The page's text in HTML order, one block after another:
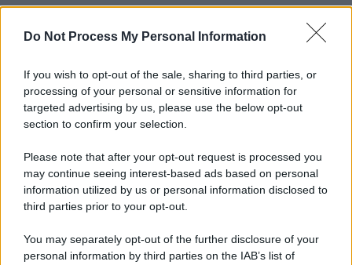
Do Not Process My Personal Information
If you wish to opt-out of the sale, sharing to third parties, or
processing of your personal or sensitive information for
targeted advertising by us, please use the below opt-out
section to confirm your selection.
Please note that after your opt-out request is processed you
may continue seeing interest-based ads based on personal
information utilized by us or personal information disclosed to
third parties prior to your opt-out.
You may separately opt-out of the further disclosure of your
personal information by third parties on the IAB’s list of